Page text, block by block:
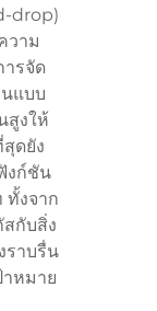
drop)
วาม
รจัด
แบบ
สูงให้
ดยัง
งก์ชัน
ทั้งจาก
กับสิ่ง
ราบรื่น
หมาย